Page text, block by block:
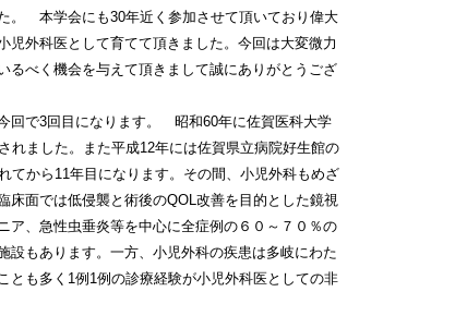
。 本学会にも30年近く参加させて頂いており偉大
児外科医として育てて頂きました。今回は大変微力
るべく機会を与えて頂きまして誠にありがとうござ
回で3回目になります。 昭和60年に佐賀医科大学
れました。また平成12年には佐賀県立病院好生館の
てから11年目になります。その間、小児外科もめざ
床面では低侵襲と術後のQOL改善を目的とした鏡視
ア、急性虫垂炎等を中心に全症例の６０～７０％の
設もあります。一方、小児外科の疾患は多岐にわた
とも多く1例1例の診療経験が小児外科医としての非